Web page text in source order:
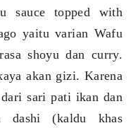
sauce topped with
yaitu varian Wafu
shoyu dan curry.
akan gizi. Karena
sari pati ikan dan
dashi (kaldu khas